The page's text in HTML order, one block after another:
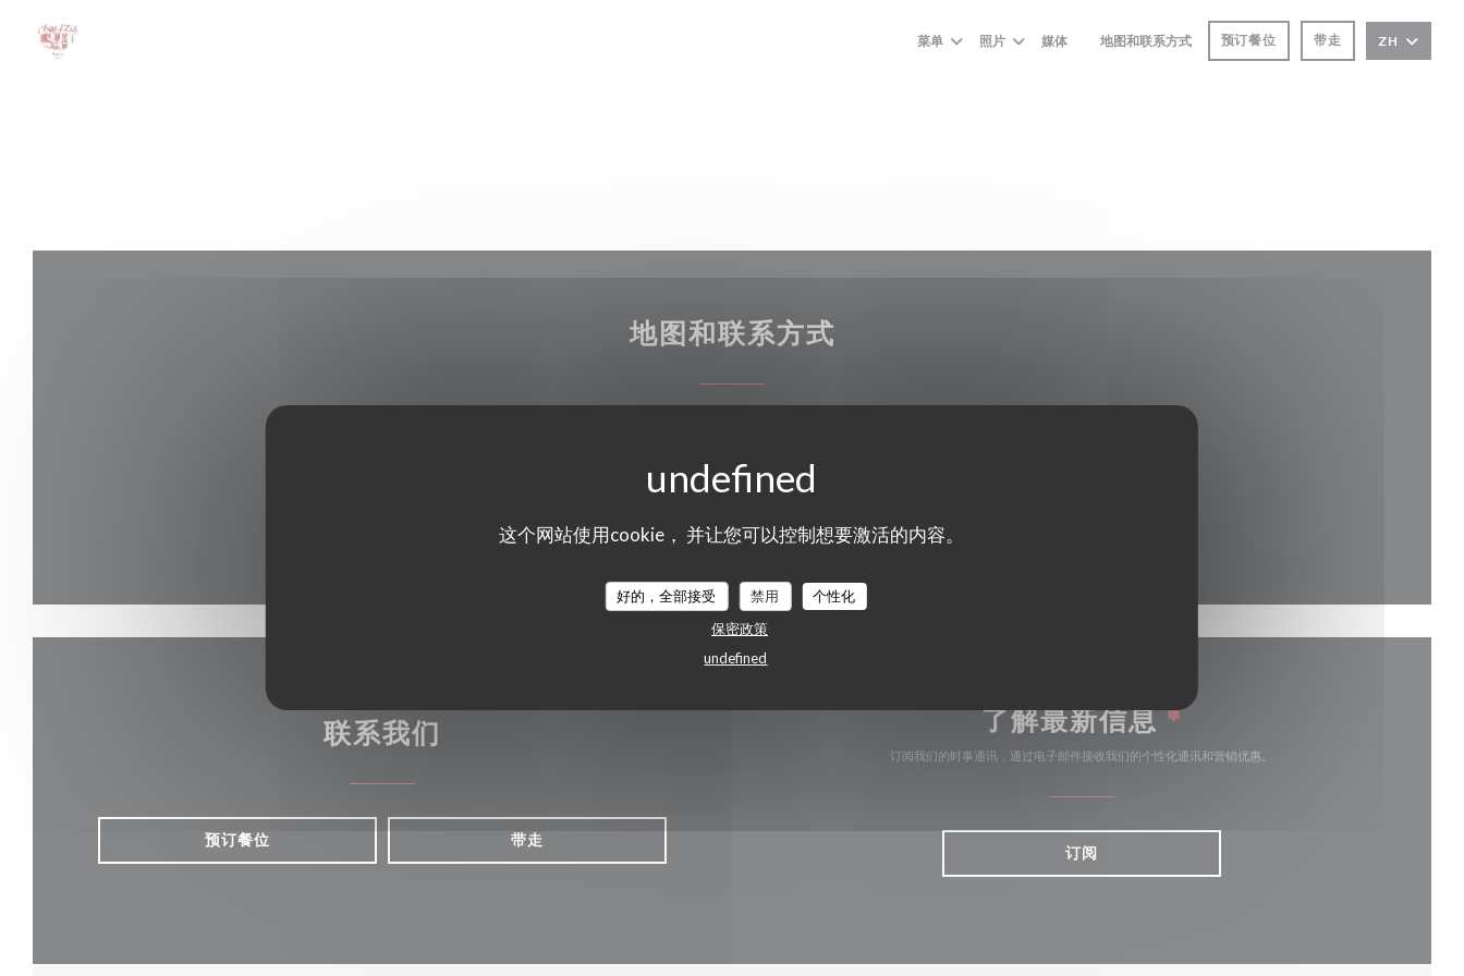
这个网站使用cookie， 并让您可以控制想要激活的内容。
好的，全部接受 禁用
个性化
保密政策
undefined
菜单 照片 媒体
((在新窗口中打开))
地图和联系方式 预订餐位 带走 ZH
地图和联系方式
02 48 64 81 20
Facebook ((在新窗口中打开))
Twitter ((在新窗口中打开))
Instagram ((在新窗口中打开))
联系我们
预订餐位 带走
了解最新信息*
订阅我们的时事通讯，通过电子邮件接收我们的个性化通讯和营销优惠。
订阅